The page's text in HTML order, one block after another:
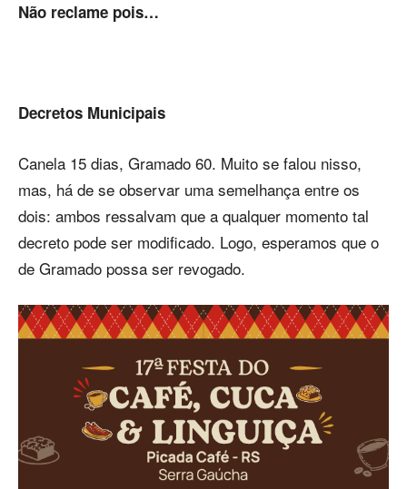
Não reclame pois…
Decretos Municipais
Canela 15 dias, Gramado 60. Muito se falou nisso,
mas, há de se observar uma semelhança entre os
dois: ambos ressalvam que a qualquer momento tal
decreto pode ser modificado. Logo, esperamos que o
de Gramado possa ser revogado.